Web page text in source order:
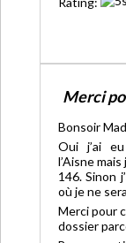
Merci
Bonsoir
Oui j’ai
l’Aisne
146. Sinon
où je ne
Merci pour
dossier